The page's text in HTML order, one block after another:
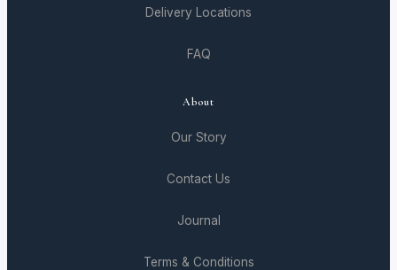
Delivery Locations
FAQ
About
Our Story
Contact Us
Journal
Terms & Conditions